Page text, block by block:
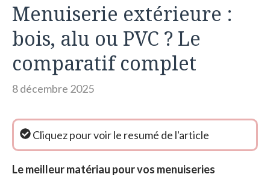
Menuiserie extérieure :
bois, alu ou PVC ? Le
comparatif complet
8 décembre 2025
Le meilleur matériau pour vos menuiseries